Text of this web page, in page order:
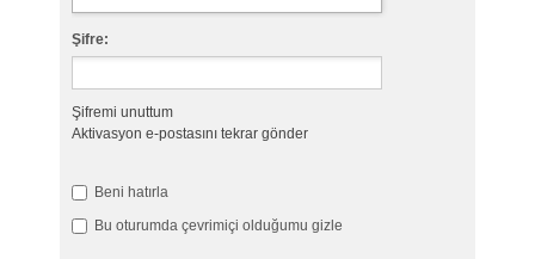
Şifre:
Şifremi unuttum
Aktivasyon e-postasını tekrar gönder
Beni hatırla
Bu oturumda çevrimiçi olduğumu gizle